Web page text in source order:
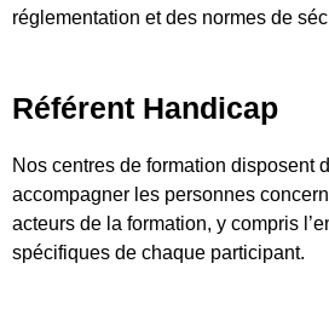
réglementation et des normes de
Référent Handicap
Nos centres de formation disposent
accompagner les personnes
acteurs de la formation, y compris
spécifiques de chaque participant.